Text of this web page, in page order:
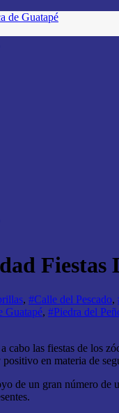
Fiestas
, #Calle del Pescado,
Guatapé, #Piedra del
cabo las fiestas de los
en materia de
de un gran número